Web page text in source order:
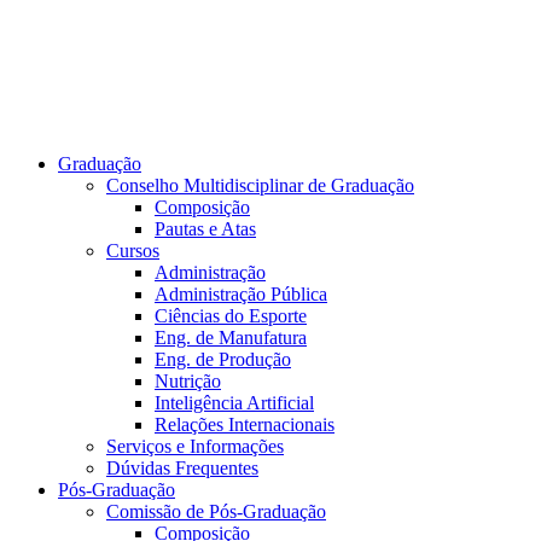
Graduação
Conselho Multidisciplinar de Graduação
Composição
Pautas e Atas
Cursos
Administração
Administração Pública
Ciências do Esporte
Eng. de Manufatura
Eng. de Produção
Nutrição
Inteligência Artificial
Relações Internacionais
Serviços e Informações
Dúvidas Frequentes
Pós-Graduação
Comissão de Pós-Graduação
Composição